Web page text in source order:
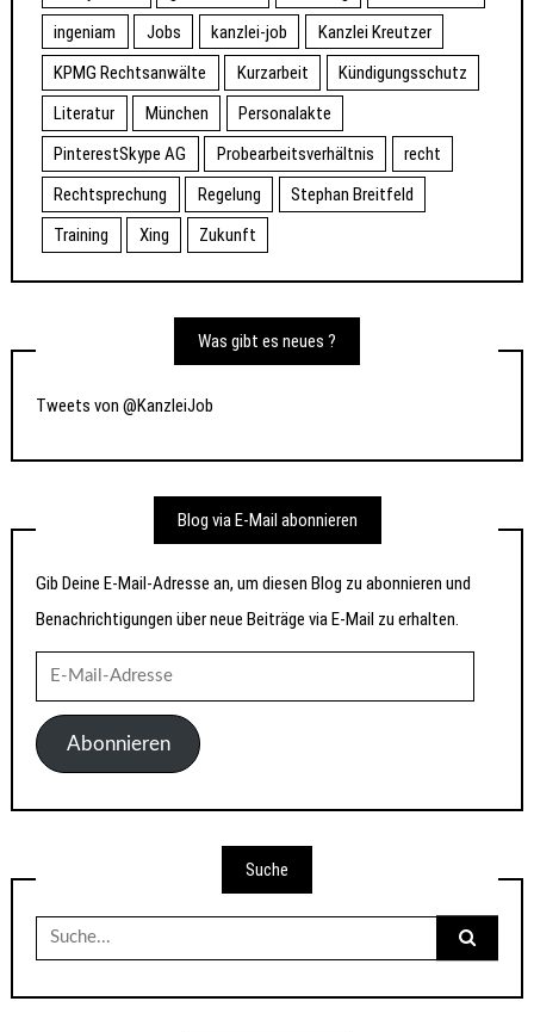
ingeniam
Jobs kanzlei-job
Kanzlei Kreutzer
KPMG Rechtsanwälte
Kurzarbeit
Kündigungsschutz
Literatur
München
Personalakte
PinterestSkype AG
Probearbeitsverhältnis
recht
Rechtsprechung
Regelung
Stephan Breitfeld
Training
Xing Zukunft
Was gibt es neues ?
Tweets von @KanzleiJob
Blog via E-Mail abonnieren
Gib Deine E-Mail-Adresse an, um diesen Blog zu abonnieren und
Benachrichtigungen über neue Beiträge via E-Mail zu erhalten.
Mail-
AdresseAbonnieren
Suche
Suche
nach: